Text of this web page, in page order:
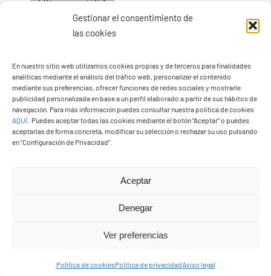
Gestionar el consentimiento de
las cookies
En nuestro sitio web utilizamos cookies propias y de terceros para finalidades
analíticas mediante el análisis del tráfico web, personalizar el contenido
mediante sus preferencias, ofrecer funciones de redes sociales y mostrarle
publicidad personalizada en base a un perfil elaborado a partir de sus hábitos de
navegación. Para más información puedes consultar nuestra política de cookies
AQUÍ
Puedes aceptar todas las cookies mediante el botón “Aceptar” o puedes
aceptarlas de forma concreta, modificar su selección o rechazar su uso pulsando
en “Configuración de Privacidad”.
Aceptar
Denegar
Ver preferencias
Política de cookiesPolítica de privacidadAviso legal
Ayuntamiento de Yaiza
Pza. de Los Remedios, 1
35570 – Yaiza
Tel:928 83 62 20
© Copyright2026 Ayuntamiento de Yaiza - Todos los